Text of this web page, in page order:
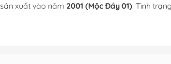
xuất vào năm 2001 (Mộc Đáy 01). Tình trạng